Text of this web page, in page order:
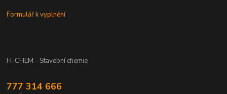
Formulář k vyplnění
H-CHEM - Stavební chemie
777 314 666